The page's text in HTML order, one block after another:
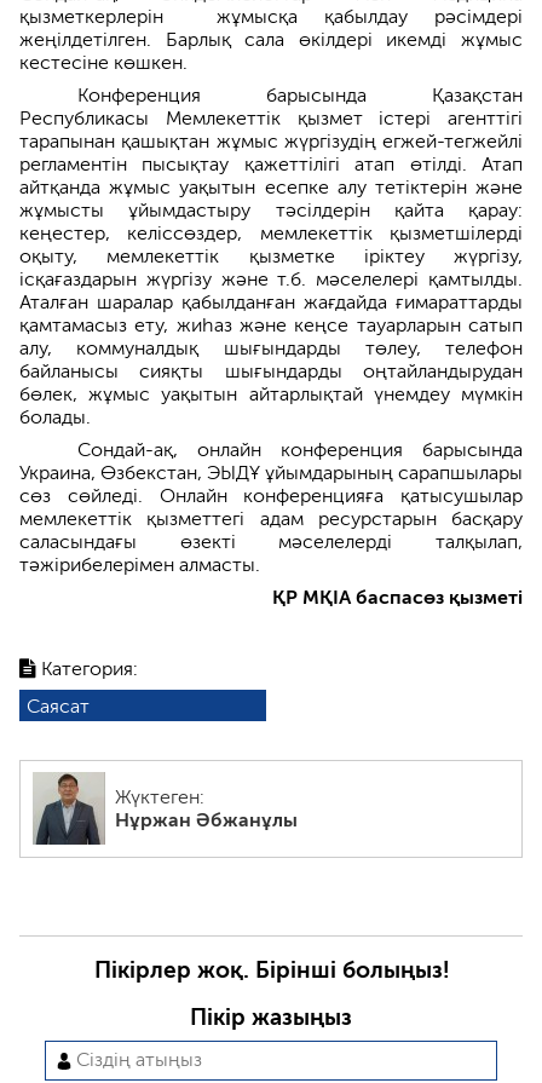
Категория:
Саясат
Жүктеген:
Нұржан Әбжанұлы
қызметкерлерін жұмысқа қабылдау рәсімдері
жеңілдетілген. Барлық сала өкілдері икемді жұмыс
кестесіне көшкен.
Конференция барысында Қазақстан
Республикасы Мемлекеттік қызмет істері агенттігі
тарапынан қашықтан жұмыс жүргізудің егжей-тегжейлі
регламентін пысықтау қажеттілігі атап өтілді. Атап
айтқанда жұмыс уақытын есепке алу тетіктерін және
жұмысты ұйымдастыру тәсілдерін қайта қарау:
кеңестер, келіссөздер, мемлекеттік қызметшілерді
оқыту, мемлекеттік қызметке іріктеу жүргізу,
ісқағаздарын жүргізу және т.б. мәселелері қамтылды.
Аталған шаралар қабылданған жағдайда ғимараттарды
қамтамасыз ету, жиһаз және кеңсе тауарларын сатып
алу, коммуналдық шығындарды төлеу, телефон
байланысы сияқты шығындарды оңтайландырудан
бөлек, жұмыс уақытын айтарлықтай үнемдеу мүмкін
болады.
Сондай-ақ, онлайн конференция барысында
Украина, Өзбекстан, ЭЫДҰ ұйымдарының сарапшылары
сөз сөйледі. Онлайн конференцияға қатысушылар
мемлекеттік қызметтегі адам ресурстарын басқару
саласындағы өзекті мәселелерді талқылап,
тәжірибелерімен алмасты.
ҚР МҚІА баспасөз қызметі
Пікірлер жоқ. Бірінші болыңыз!
Пікір жазыңыз